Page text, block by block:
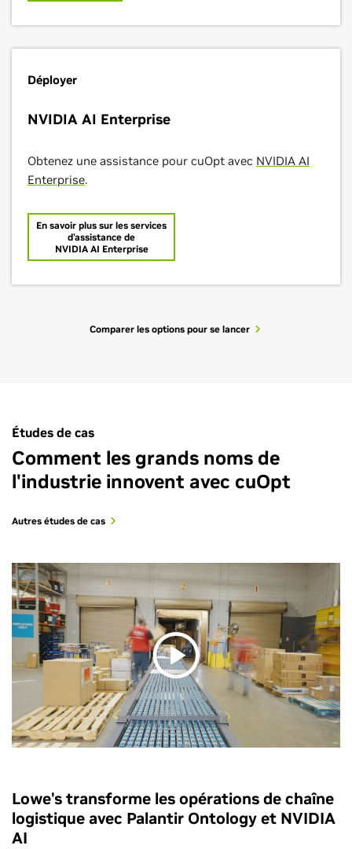
Déployer
NVIDIA AI Enterprise
Obtenez une assistance pour cuOpt avec NVIDIA AI
Enterprise.
En savoir plus sur les services
d’assistance de
NVIDIA AI Enterprise
Comparer les options pour se lancer
Études de cas
Comment les grands noms de
l'industrie innovent avec cuOpt
Autres études de cas
Lowe's transforme les opérations de chaîne
logistique avec Palantir Ontology et NVIDIA
AI